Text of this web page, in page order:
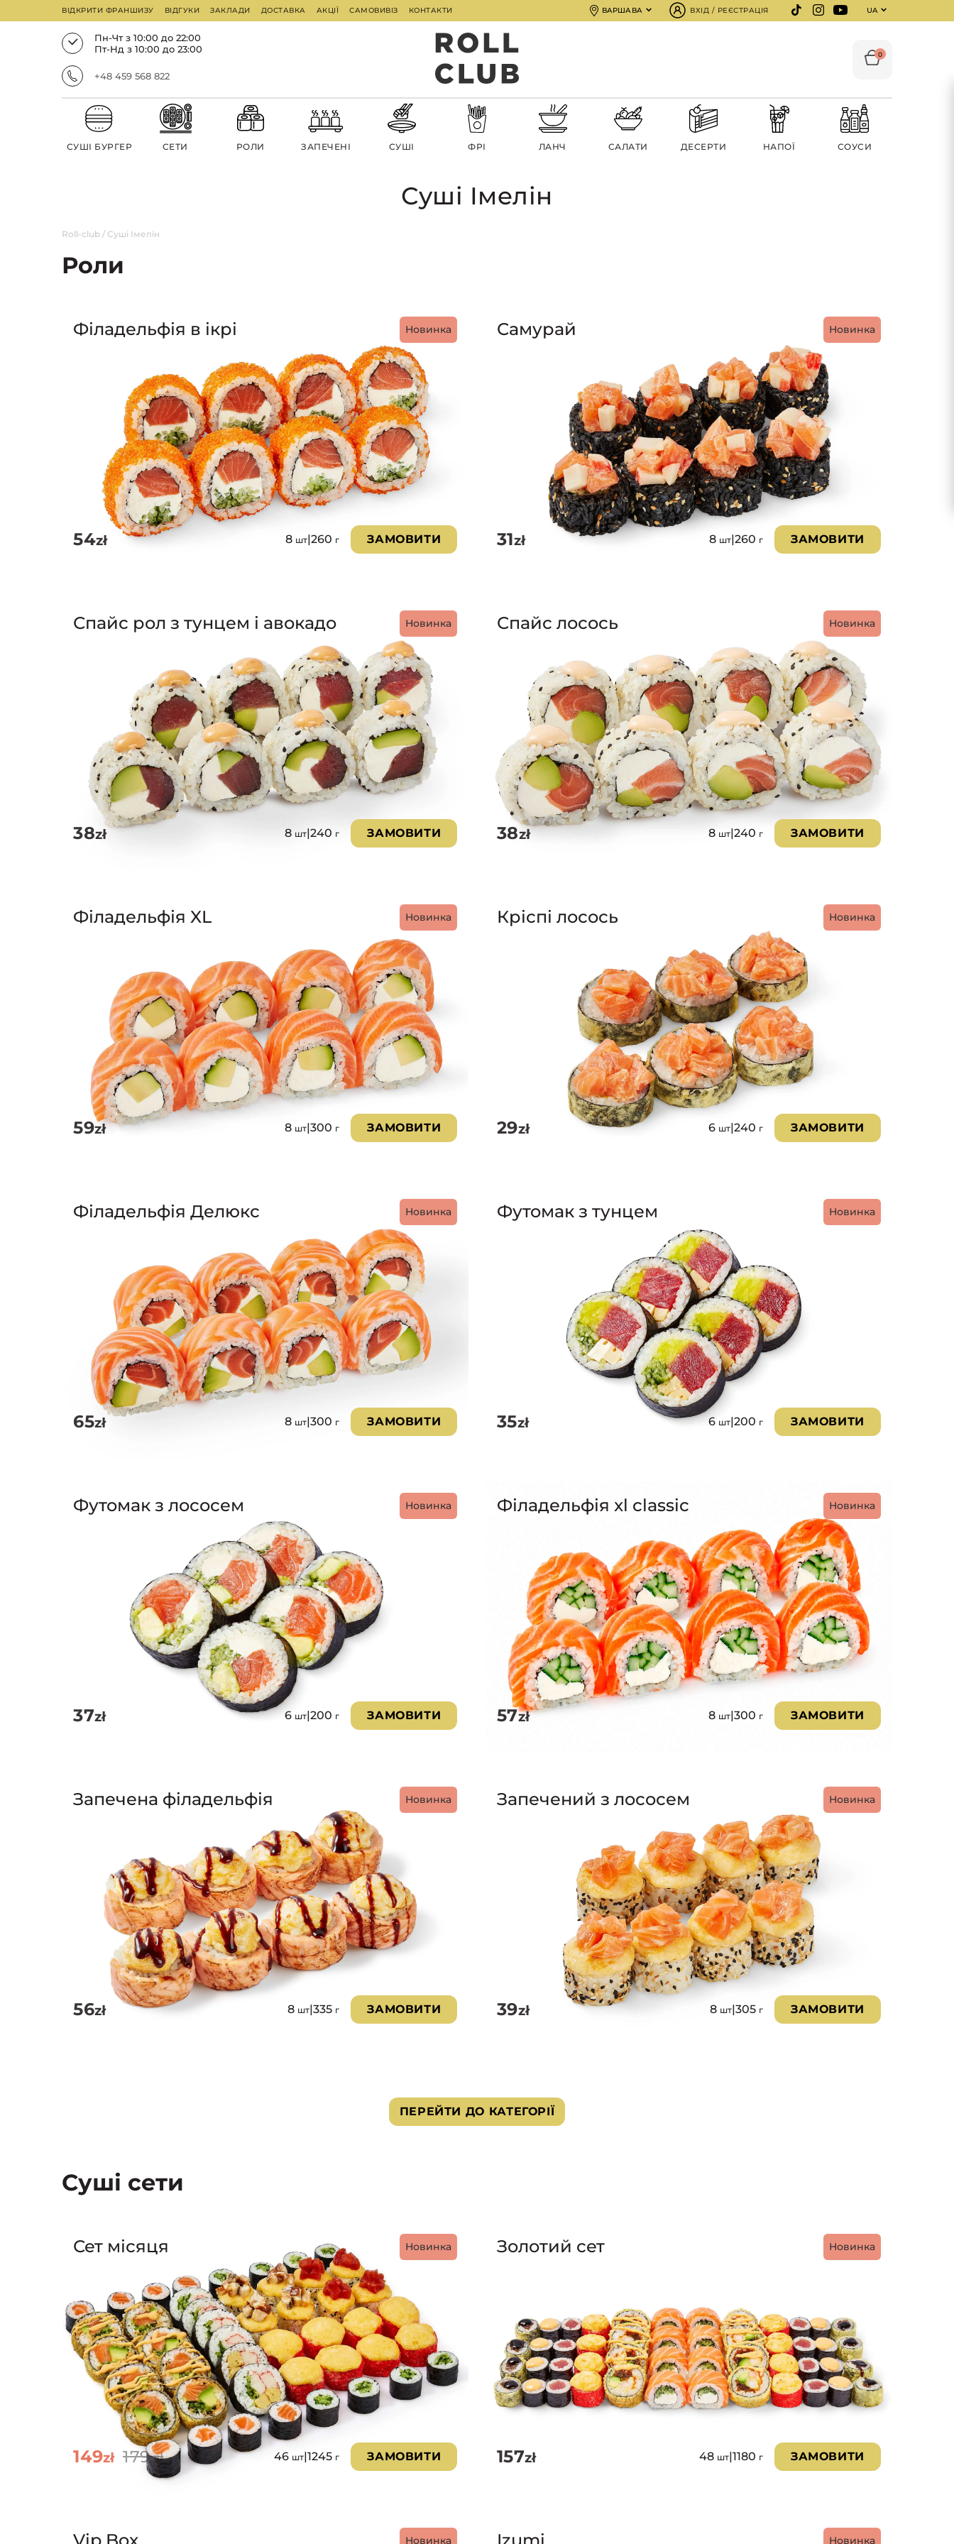
ВІДКРИТИ ФРАНШИЗУ ВІДГУКИ ЗАКЛАДИ ДОСТАВКА АКЦІЇ САМОВИВІЗ КОНТАКТИ ВАРШАВА ВХІД / РЕЄСТРАЦІЯ UA
Пн-Чт з 10:00 до 22:00
Пт-Нд з 10:00 до 23:00
+48 459 568 822
0
СУШІ БУРГЕР СЕТИ РОЛИ ЗАПЕЧЕНІ СУШІ ФРІ ЛАНЧ CАЛАТИ ДЕСЕРТИ НАПОЇ СОУСИ
Суші Імелін
Roll-club / Суші Імелін
Роли
Новинка
Філадельфія в ікрі
54zł 8 шт|260 г ЗАМОВИТИ
Новинка
Самурай
31zł 8 шт|260 г ЗАМОВИТИ
Новинка
Спайс рол з тунцем і авокадо
38zł 8 шт|240 г ЗАМОВИТИ
Новинка
Спайс лосось
38zł 8 шт|240 г ЗАМОВИТИ
Новинка
Філадельфія XL
59zł 8 шт|300 г ЗАМОВИТИ
Новинка
Кріспі лосось
29zł 6 шт|240 г ЗАМОВИТИ
Новинка
Філадельфія Делюкс
65zł 8 шт|300 г ЗАМОВИТИ
Новинка
Футомак з тунцем
35zł 6 шт|200 г ЗАМОВИТИ
Новинка
Футомак з лососем
37zł 6 шт|200 г ЗАМОВИТИ
Новинка
Філадельфія xl classic
57zł 8 шт|300 г ЗАМОВИТИ
Новинка
Запечена філадельфія
56zł 8 шт|335 г ЗАМОВИТИ
Новинка
Запечений з лососем
39zł 8 шт|305 г ЗАМОВИТИ
ПЕРЕЙТИ ДО КАТЕГОРІЇ
Суші сети
Новинка
Сет місяця
179zł
149zł 46 шт|1245 г ЗАМОВИТИ
Новинка
Золотий сет
157zł 48 шт|1180 г ЗАМОВИТИ
Новинка Новинка